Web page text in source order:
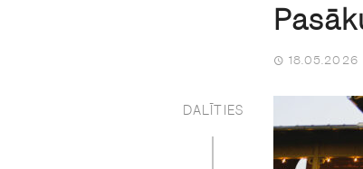
18.05.2026
DALĪTIES